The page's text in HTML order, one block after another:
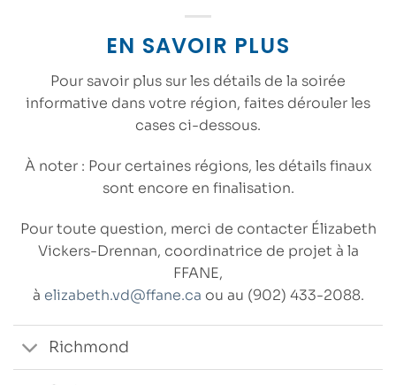
EN SAVOIR PLUS
Pour savoir plus sur les détails de la soirée
informative dans votre région, faites dérouler les
cases ci-dessous.
À noter : Pour certaines régions, les détails finaux
sont encore en finalisation.
Pour toute question, merci de contacter Élizabeth
Vickers-Drennan, coordinatrice de projet à la
FFANE,
à elizabeth.vd@ffane.ca ou au (902) 433-2088.
Richmond